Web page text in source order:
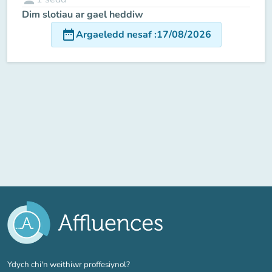
Dim slotiau ar gael heddiw
date_rangeArgaeledd nesaf:17/08/2026
Ydych chi'n weithiwr proffesiynol?(tab newydd)